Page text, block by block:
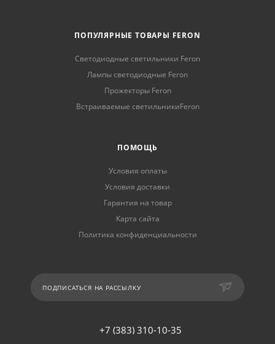
ПОПУЛЯРНЫЕ ТОВАРЫ FERON
Светодиодные светильники Feron
Лампы светодиодные Feron
Прожекторы Feron
Встраиваемые светильникиFeron
ПОМОЩЬ
Условия оплаты
Условия доставки
Гарантия на товар
Карта сайта
Политика конфиденциальности
ПОДПИСАТЬСЯ НА РАССЫЛКУ
+7 (383) 310-10-35